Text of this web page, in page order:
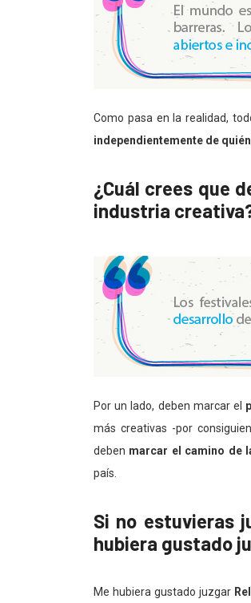
Como pasa en la realidad,
independientemente de
¿Cuál crees que
industria
Por un lado, deben marcar el
más creativas -por
deben marcar el camino de
país.
Si no estuvieras
hubiera gustado
Me hubiera gustado juzgar